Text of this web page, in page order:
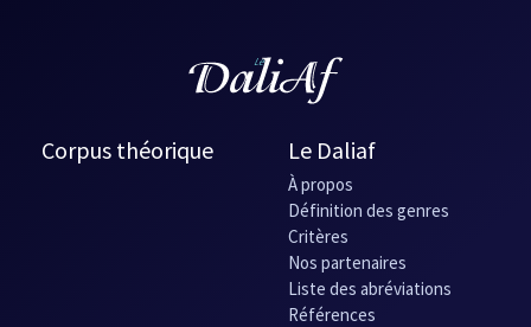
Corpus théorique Le Daliaf
À propos
Définition des genres
Critères
Nos partenaires
Liste des abréviations
Références